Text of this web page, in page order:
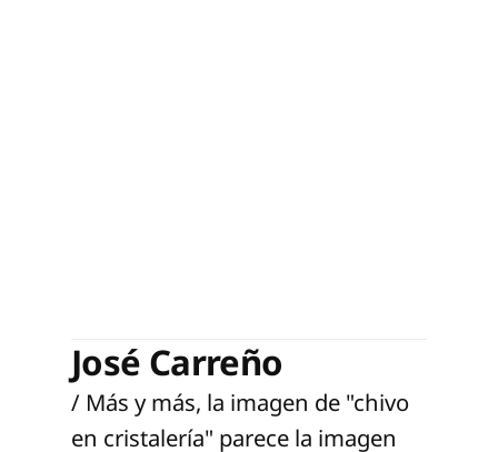
José Carreño
/ Más y más, la imagen de "chivo
en cristalería" parece la imagen